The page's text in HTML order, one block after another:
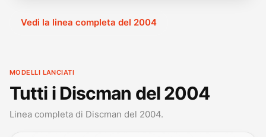
Vedi la linea completa del 2004
MODELLI LANCIATI
Tutti i Discman del 2004
Linea completa di Discman del 2004.